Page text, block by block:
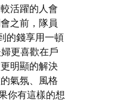
較活躍的人會
之前，隊員
的錢享用一頓
更喜歡在戶
明顯的解決
氣氛、風格
你有這樣的想